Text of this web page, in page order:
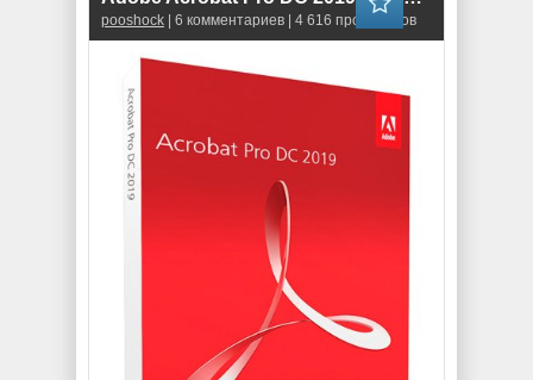
pooshock | 6 комментариев | 4 616 просмотров